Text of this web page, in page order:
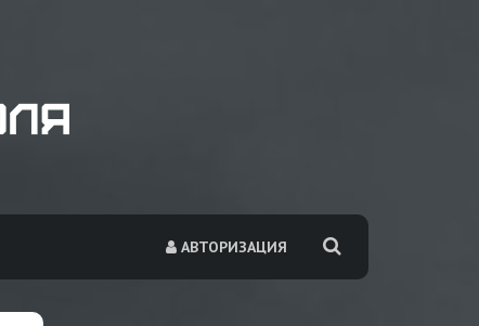
АВТОРИЗАЦИЯ